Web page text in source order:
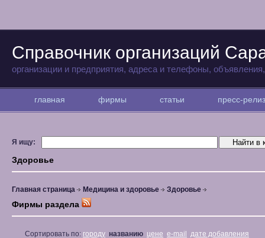
Справочник организаций
организации и предприятия, адреса и телефоны,
главная фирмы статьи пресс-
Я ищу:
Здоровье
Главная страница Медицина и здоровье Здоровье
Фирмы раздела
Сортировать по: городу названию цене e-mail дате добавления